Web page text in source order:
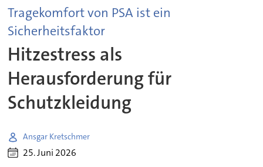
Tragekomfort von PSA ist ein
Sicherheitsfaktor
Hitzestress als
Herausforderung für
Schutzkleidung
Ansgar Kretschmer
25. Juni 2026